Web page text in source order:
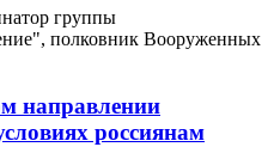
группы
полковник Вооруженных
направлении
россиянам